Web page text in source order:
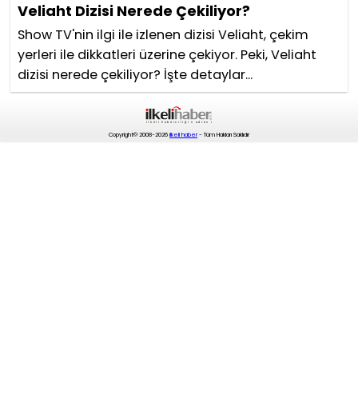
Veliaht Dizisi Nerede Çekiliyor?
Show TV'nin ilgi ile izlenen dizisi Veliaht, çekim
yerleri ile dikkatleri üzerine çekiyor. Peki, Veliaht
dizisi nerede çekiliyor? İşte detaylar...
Copyright© 2008-2026ilkeli haber- Tüm Hakları Saklıdır